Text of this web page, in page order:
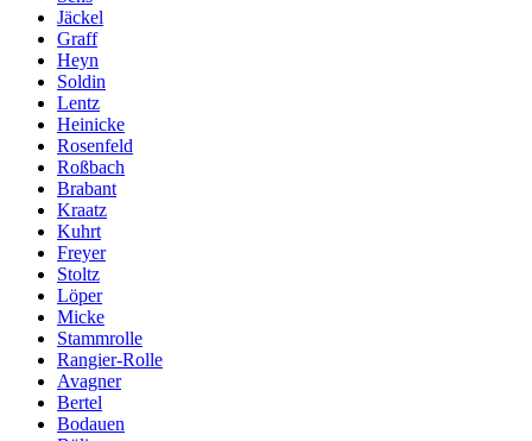
Jäckel
Graff
Heyn
Soldin
Lentz
Heinicke
Rosenfeld
Roßbach
Brabant
Kraatz
Kuhrt
Freyer
Stoltz
Löper
Micke
Stammrolle
Rangier-Rolle
Avagner
Bertel
Bodauen